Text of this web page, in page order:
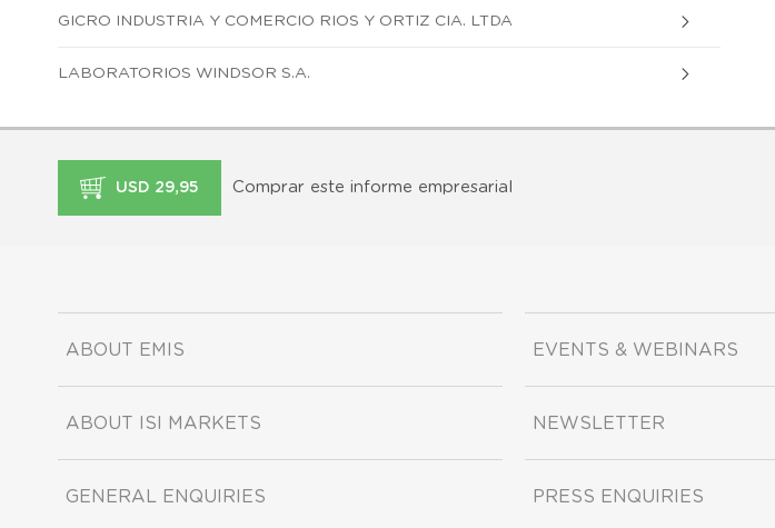
GICRO INDUSTRIA Y COMERCIO RIOS Y ORTIZ CIA. LTDA
LABORATORIOS WINDSOR S.A.
USD 29,95 Comprar este informe empresarial
ABOUT EMIS
ABOUT ISI MARKETS
GENERAL ENQUIRIES
EVENTS & WEBINARS
NEWSLETTER
PRESS ENQUIRIES